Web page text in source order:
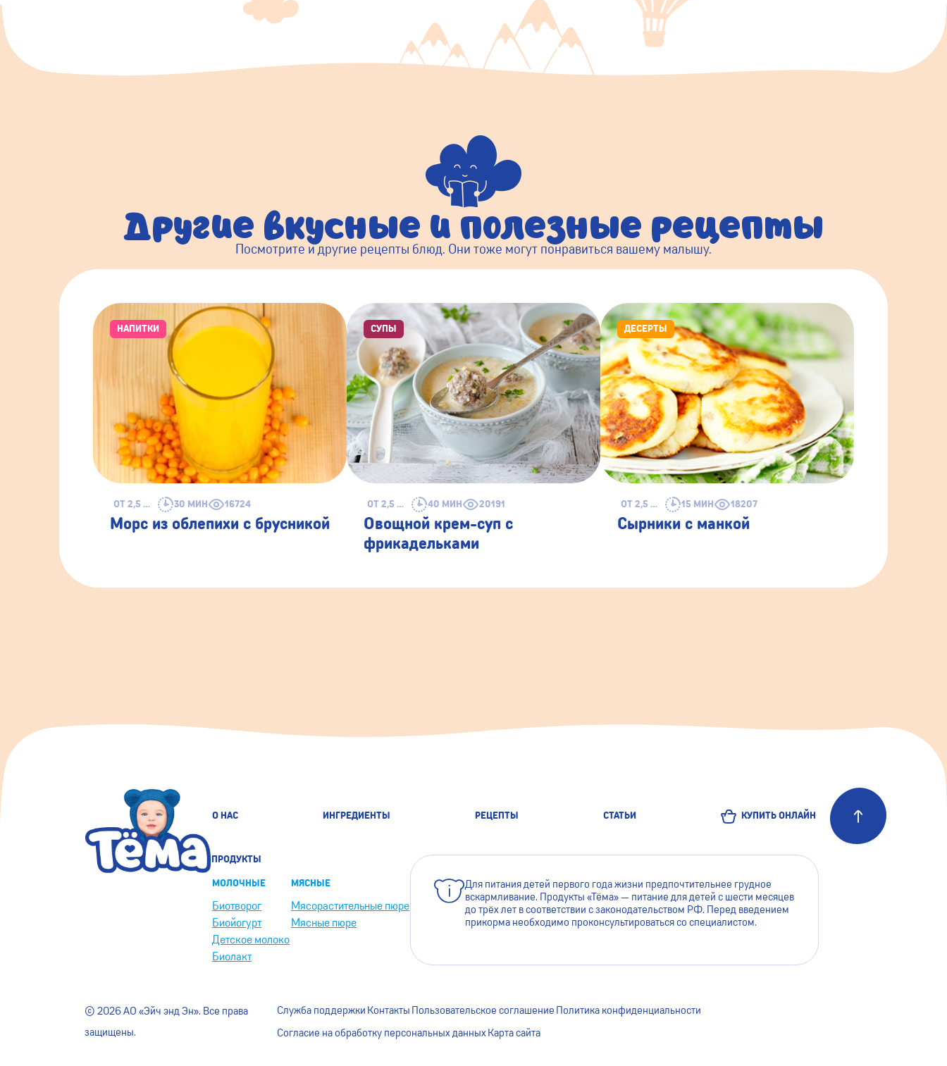
Другие вкусные и полезные рецепты
Посмотрите и другие рецепты блюд. Они тоже могут понравиться вашему малышу.
НАПИТКИ
ОТ 2,5 ЛЕТ 30 МИН 16724
Морс из облепихи с брусникой
СУПЫ
ОТ 2,5 ЛЕТ 40 МИН 20191
Овощной крем-суп с
фрикадельками
ДЕСЕРТЫ
ОТ 2,5 ЛЕТ 15 МИН 18207
Сырники с манкой
О НАС ИНГРЕДИЕНТЫ РЕЦЕПТЫ СТАТЬИ КУПИТЬ ОНЛАЙН
ПРОДУКТЫ
МОЛОЧНЫЕ
Биотворог
Биойогурт
Детское молоко
Биолакт
МЯСНЫЕ
Мясорастительные пюре
Мясные пюре
Для питания детей первого года жизни предпочтительнее грудное
вскармливание. Продукты «Тёма» — питание для детей с шести месяцев
до трёх лет в соответствии с законодательством РФ. Перед введением
прикорма необходимо проконсультироваться со специалистом.
© 2026 АО «Эйч энд Эн». Все права
защищены.
Служба поддержкиКонтактыПользовательское соглашениеПолитика конфиденциальности
Согласие на обработку персональных данныхКарта сайта
Для лучшей работы сайта мы используем файлы cookie. Это помогает нам сделать
его более удобным для пользователей. Оставаясь на сайте, вы даёте согласие на